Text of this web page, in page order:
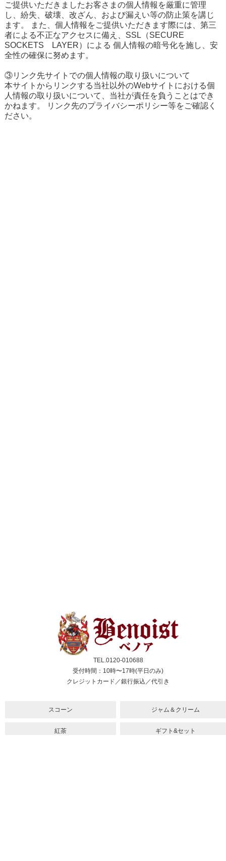
ご提供いただきましたお客さまの個人情報を厳重に管理
し、紛失、破壊、改ざん、および漏えい等の防止策を講じ
ます。 また、個人情報をご提供いただきます際には、第三
者による不正なアクセスに備え、SSL（SECURE
SOCKETS LAYER）による 個人情報の暗号化を施し、安
全性の確保に努めます。
③リンク先サイトでの個人情報の取り扱いについて
本サイトからリンクする当社以外のWebサイトにおける個
人情報の取り扱いについて、当社が責任を負うことはでき
かねます。 リンク先のプライバシーポリシー等をご確認く
ださい。
TEL.0120-010688
受付時間：10時〜17時(平日のみ)
クレジットカード／銀行振込／代引き
スコーン ジャム＆クリーム
紅茶 ギフト&セット